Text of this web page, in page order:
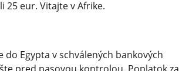
25 eur. Vitajte v Afrike.
Egypta v schválených bankových